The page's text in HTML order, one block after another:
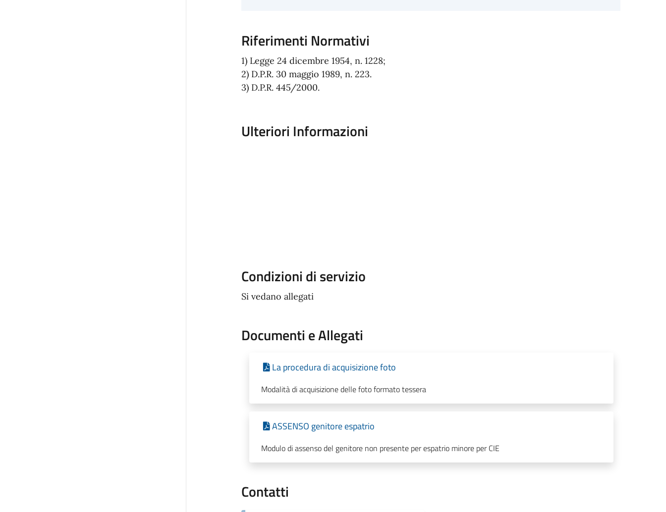
Riferimenti Normativi
1) Legge 24 dicembre 1954, n. 1228;
2) D.P.R. 30 maggio 1989, n. 223.
3) D.P.R. 445/2000.
Ulteriori Informazioni
Condizioni di servizio
Si vedano allegati
Documenti e Allegati
La procedura di acquisizione foto
Modalità di acquisizione delle foto formato tessera
ASSENSO genitore espatrio
Modulo di assenso del genitore non presente per espatrio minore per CIE
Contatti